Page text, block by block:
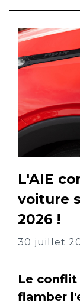
L'AIE
voiture
2026 !
30 juillet
Le
flamber